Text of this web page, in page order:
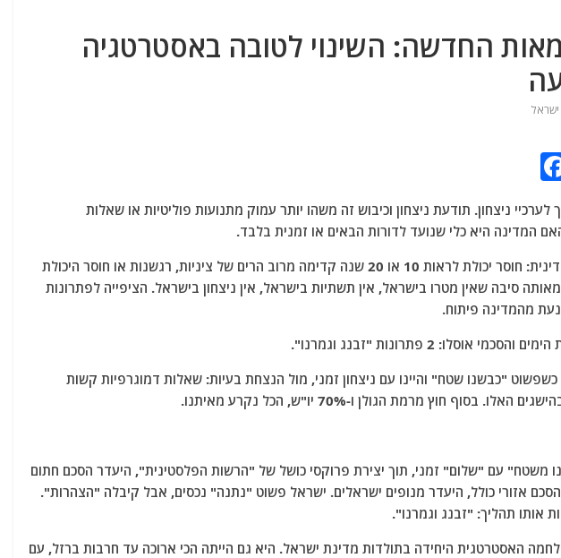
החדשה: השינוי לטובה באסטרטגיה
ישראל
c
e
b
o
o
k
ניצחון. תודעת ניצחון וכיבוש זה משהו יותר עמוק מתנועות פוליטיות או שאלות
המדינה היא כלי שנועד לדורות הבאים או זמנית בלבד.
האימפולסיביות, היא אנטי מדינית: חוסר יכולת לראות 10 או 20 שנה קדימה מרוב הרים של ציניות, רגשנות או חוסר היכולת
סיבה שאין מטרו בישראל, אין תשתיות בישראל, אין ניצחון בישראל. הציפייה לפתרונות
מהמדינה פיתוח.
2 פתרונות "זבנג וגמרנו".
"כבשנו שטח" והיינו עם ניצחון זמני, מול הנצחת בעיות: שאלות דמוגרפיות קשות
בסוף חוץ מרמת הגולן ו-70% יו"ש, הכל נקרע מאיתנו.
משטח" עם "שלום" זמני, תוך יצירת פרוקסי כושל של "הרשות הפלסטינית", היעדר הסכם חתום
אזורי כולל, היעדר מנופים ישראלים. ישראל פשוט "נתנה" נכסים, אבל קיבלה "הצהרות".
אותו תהליך: "זבנג וגמרנו".
האסטרטגית היחידה בתולדות מדינת ישראל. היא גם הייתה הכי ארוכה עד חרבות ברזל, עם